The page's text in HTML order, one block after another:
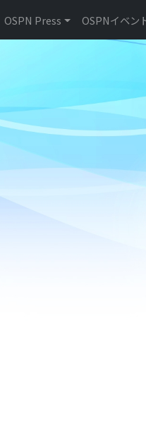
OSPN Press OSPNイベン